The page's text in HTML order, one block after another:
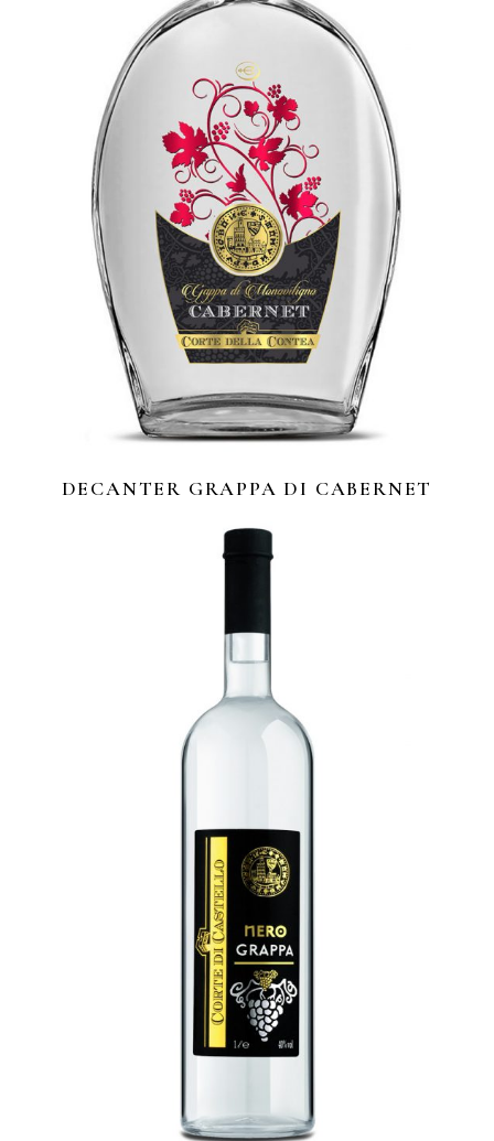
DECANTER GRAPPA DI CABERNET